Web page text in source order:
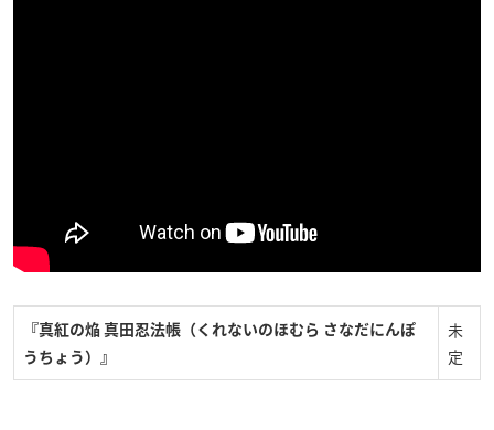
『真紅の焔 真田忍法帳（くれないのほむら さなだにんぽ
うちょう）』
未
定